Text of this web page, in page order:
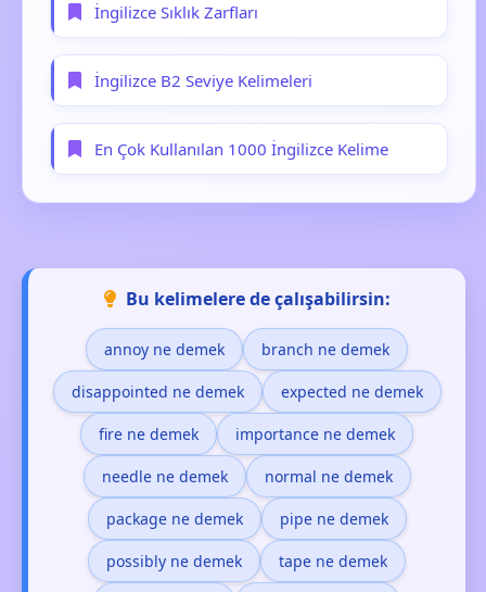
İngilizce Sıklık Zarfları
İngilizce B2 Seviye Kelimeleri
En Çok Kullanılan 1000 İngilizce Kelime
Bu kelimelere de çalışabilirsin:
annoy ne demek branch ne demek
disappointed ne demek expected ne demek
fire ne demek importance ne demek
needle ne demek normal ne demek
package ne demek pipe ne demek
possibly ne demek tape ne demek